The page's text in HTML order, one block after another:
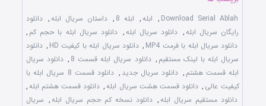
Download Serial Ablah
, ابله, ابله 8 , داستان سریال ابله, دانلود
رایگان سریال ابله, دانلود سریال ابله, دانلود سریال ابله با حجم کم ,
دانلود سریال ابله با فرمت MP4
, دانلود سریال ابله با کیفیت HD , دانلود
سریال ابله با لینک مستقیم , دانلود سریال ابله قسمت 8 , دانلود سریال
ابله قسمت هشتم , دانلود سریال جدید ,
دانلود قسمت 8 سریال ابله با
کیفیت عالی , دانلود قسمت هشت سریال ابله, دانلود قسمت هشتم ابله,
دانلود مستقیم سریال ابله, دانلود نسخه کم حجم سریال ابله, سریال